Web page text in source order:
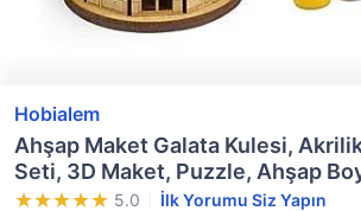
Hobialem
Ahşap Maket Galata Kulesi,
Seti, 3D Maket, Puzzle, Ahşap
5.0 İlk Yorumu Siz Yapın